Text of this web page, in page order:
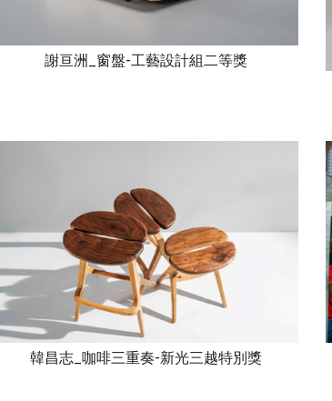
謝亘洲_窗盤-工藝設計組二等獎
韓昌志_咖啡三重奏-新光三越特別獎